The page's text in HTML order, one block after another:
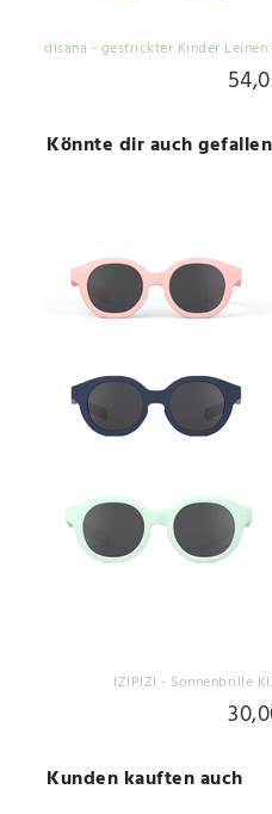
disana - gestrickter Kinder Leinen
Könnte dir auch gefallen
IZIPIZI - Sonnenbrille
Kunden kauften auch